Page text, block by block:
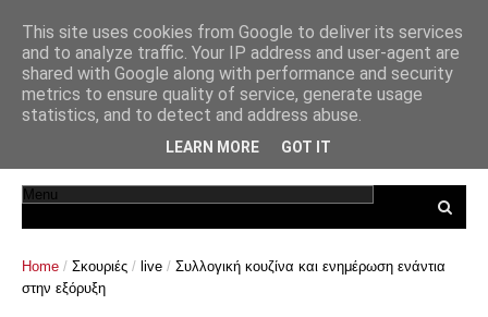
Home / Σκουριές / live / Συλλογική κουζίνα και ενημέρωση ενάντια
στην εξόρυξη
This site uses cookies from Google to deliver its services
and to analyze traffic. Your IP address and user-agent are
shared with Google along with performance and security
metrics to ensure quality of service, generate usage
statistics, and to detect and address abuse.
LEARN MORE GOT IT